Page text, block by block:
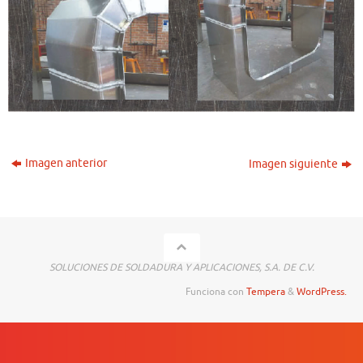
Imagen anterior Imagen siguiente
SOLUCIONES DE SOLDADURA Y APLICACIONES, S.A. DE C.V.
Funciona con Tempera&WordPress.